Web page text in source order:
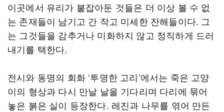
이곳에서 유리가 붙잡아둔 것들은 더 이상 볼 수 없
는 존재들이 남기고 간 작고 미세한 잔해들이다. 그
는 그것들을 감추거나 미화하지 않고 정직하게 드러
내기를 택한다.
전시와 동명의 회화 ‘투명한 고리’에서는 죽은 고양
이의 형상과 다시 만날 날을 기다리며 다리에 묶어
놓은 붉은 실이 등장한다. 레진과 나무를 엮어 만든